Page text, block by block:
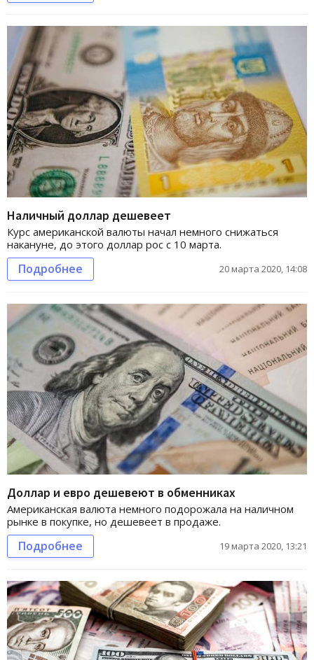
Наличный доллар дешевеет
Курс американской валюты начал немного снижаться
накануне, до этого доллар рос с 10 марта.
Подробнее 20 марта 2020, 14:08
Доллар и евро дешевеют в обменниках
Американская валюта немного подорожала на наличном
рынке в покупке, но дешевеет в продаже.
Подробнее 19 марта 2020, 13:21